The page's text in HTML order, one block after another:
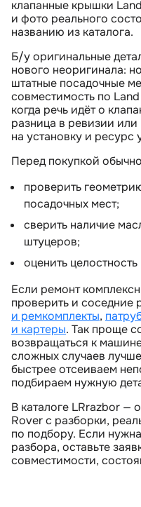
клапанные крышки
и фото реального
названию из каталога.
Б/у оригинальные
нового неоригинала:
штатные посадочные
совместимость по
когда речь идёт о
разница в ревизии или
на установку и ресурс
Перед покупкой
проверить
посадочных мест;
сверить наличие
штуцеров;
оценить
Если ремонт
проверить и соседние
и ремкомплекты,
и картеры. Так проще
озвращаться к
сложных случаев
ыстрее отсеиваем
подбираем нужную
В каталоге LRrazbor —
Rover с разборки,
по подбору. Если
разбора, оставьте
совместимости,